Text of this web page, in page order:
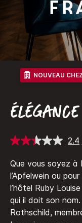
NOUVEAU
2.4
Que vous soyez
l’Apfelwein ou
l’hôtel Ruby
qui il doit son nom.
Rothschild,